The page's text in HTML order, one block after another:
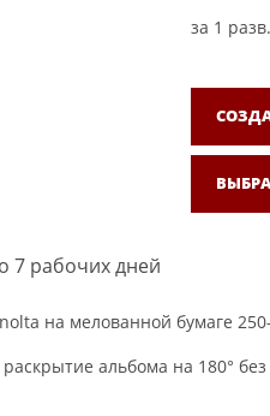
за 1
7 рабочих дней
на мелованной бумаге
альбома на 180°